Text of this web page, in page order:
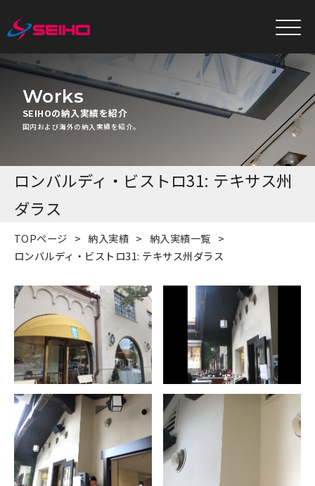
Works
SEIHOの納入実績を紹介
国内および海外の納入実績を紹介。
ロンバルディ・ビストロ31: テキサス州
ダラス
TOPページ 納入実績
納入実績一覧
ロンバルディ・ビストロ31: テキサス州ダラス